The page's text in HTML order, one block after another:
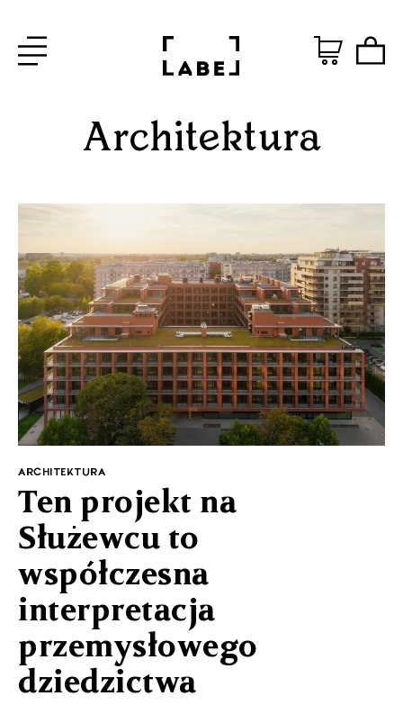
Architektura
ARCHITEKTURA
Ten projekt na
Służewcu to
współczesna
interpretacja
przemysłowego
dziedzictwa